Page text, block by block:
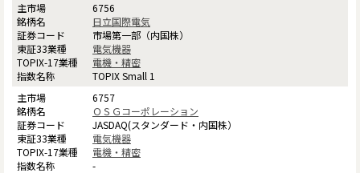
6756
日立国際電気
市場第一部（内国株）
電気機器
電機・精密
TOPIX Small 1
6757
ＯＳＧコーポレーション
JASDAQ(スタンダード・内国株）
電気機器
電機・精密
-